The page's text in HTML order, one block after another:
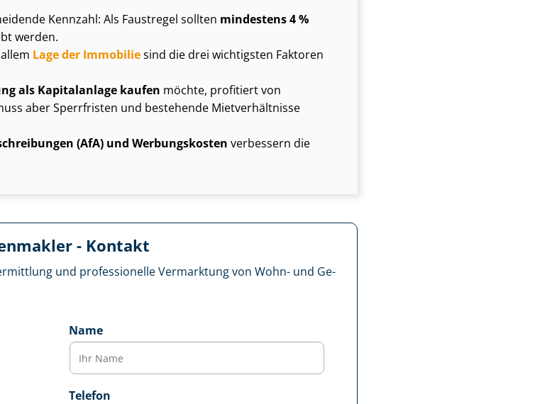
Kennzahl: Als Faustregel sollten mindestens 4 %
werden.
Lage der Immobiliesind die drei wichtigsten Faktoren
als Kapitalanlage kaufen möchte, profitiert von
aber Sperrfristen und bestehende Miet­ver­hält­nis­se
(AfA) und Werbungskosten verbessern die
- Kontakt
und professionelle Vermarktung von Wohn- und Ge­
Name
Telefon